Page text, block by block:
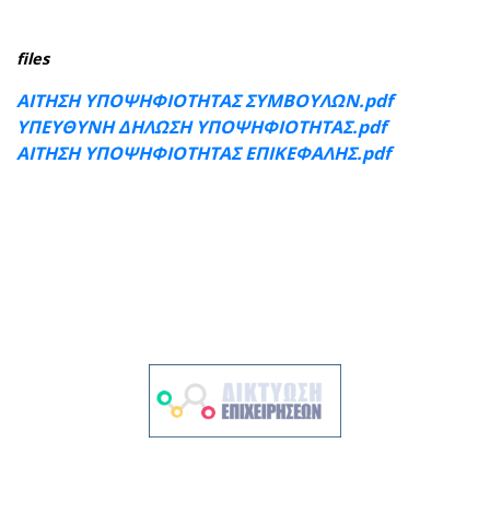
files
ΑΙΤΗΣΗ ΥΠΟΨΗΦΙΟΤΗΤΑΣ ΣΥΜΒΟΥΛΩΝ.pdf
ΥΠΕΥΘΥΝΗ ΔΗΛΩΣΗ ΥΠΟΨΗΦΙΟΤΗΤΑΣ.pdf
ΑΙΤΗΣΗ ΥΠΟΨΗΦΙΟΤΗΤΑΣ ΕΠΙΚΕΦΑΛΗΣ.pdf